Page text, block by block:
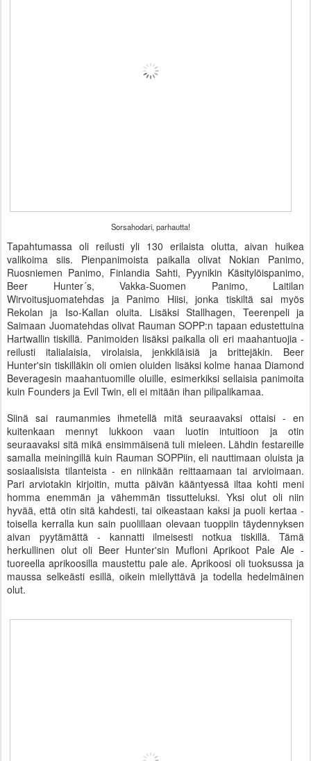
Sorsahodari, parhautta!
Tapahtumassa oli reilusti yli 130 erilaista olutta, aivan huikea
valikoima siis. Pienpanimoista paikalla olivat Nokian Panimo,
Ruosniemen Panimo, Finlandia Sahti, Pyynikin Käsitylöispanimo,
Beer Hunter´s, Vakka-Suomen Panimo, Laitilan
Wirvoitusjuomatehdas ja Panimo Hiisi, jonka tiskiltä sai myös
Rekolan ja Iso-Kallan oluita. Lisäksi Stallhagen, Teerenpeli ja
Saimaan Juomatehdas olivat Rauman SOPP:n tapaan edustettuina
Hartwallin tiskillä. Panimoiden lisäksi paikalla oli eri maahantuojia -
reilusti italialaisia, virolaisia, jenkkiläisiä ja brittejäkin. Beer
Hunter'sin tiskilläkin oli omien oluiden lisäksi kolme hanaa Diamond
Beveragesin maahantuomille oluille, esimerkiksi sellaisia panimoita
kuin Founders ja Evil Twin, eli ei mitään ihan pilipalikamaa.
Siinä sai raumanmies ihmetellä mitä seuraavaksi ottaisi - en
kuitenkaan mennyt lukkoon vaan luotin intuitioon ja otin
seuraavaksi sitä mikä ensimmäisenä tuli mieleen. Lähdin festareille
samalla meiningillä kuin Rauman SOPPiin, eli nauttimaan oluista ja
sosiaalisista tilanteista - en niinkään reittaamaan tai arvioimaan.
Pari arviotakin kirjoitin, mutta päivän kääntyessä iltaa kohti meni
homma enemmän ja vähemmän tissutteluksi. Yksi olut oli niin
hyvää, että otin sitä kahdesti, tai oikeastaan kaksi ja puoli kertaa -
toisella kerralla kun sain puolillaan olevaan tuoppiin täydennyksen
aivan pyytämättä - kannatti ilmeisesti notkua tiskillä. Tämä
herkullinen olut oli Beer Hunter'sin Mufloni Aprikoot Pale Ale -
tuoreella aprikoosilla maustettu pale ale. Aprikoosi oli tuoksussa ja
maussa selkeästi esillä, oikein miellyttävä ja todella hedelmäinen
olut.